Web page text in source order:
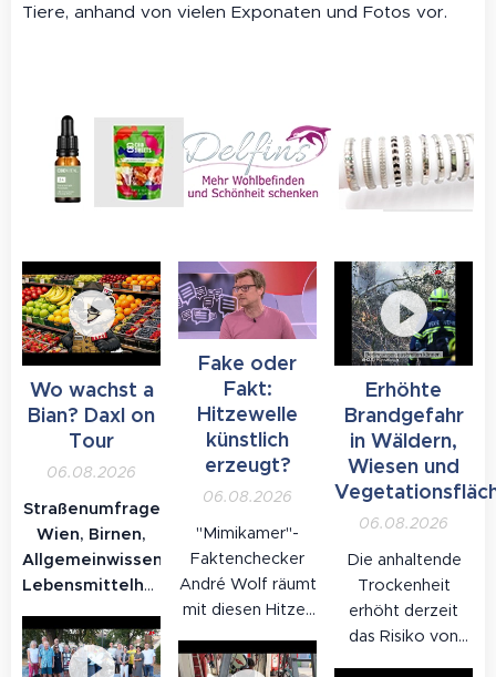
Tiere, anhand von vielen Exponaten und Fotos vor.
Wo wachst a
Bian? Daxl on
Tour
06.08.2026
Straßenumfrage
Wien, Birnen,
Allgemeinwissen,
Lebensmittelherkunft:
Mariahilfer Straße
wurden
Fake oder
Fakt:
Hitzewelle
künstlich
erzeugt?
06.08.2026
"Mimikamer"-
Faktenchecker
André Wolf räumt
mit diesen Hitze-
Sommerhitze gab
Erhöhte
Brandgefahr
in Wäldern,
Wiesen und
06.08.2026
Die anhaltende
Trockenheit
erhöht derzeit
das Risiko von